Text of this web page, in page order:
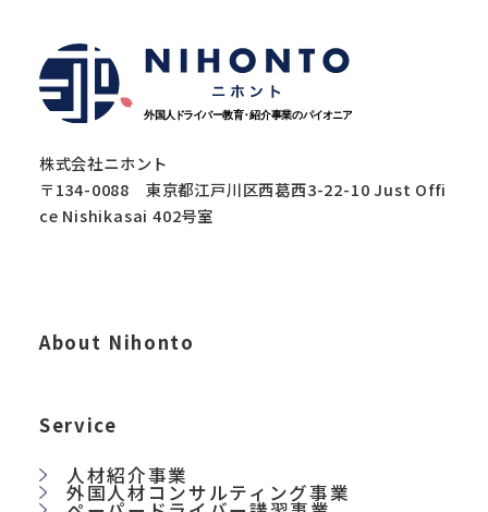
株式会社ニホント
〒134-0088 東京都江戸川区西葛西3-22-10 Just Offi
ce Nishikasai 402号室
About Nihonto
Service
人材紹介事業
外国人材コンサルティング事業